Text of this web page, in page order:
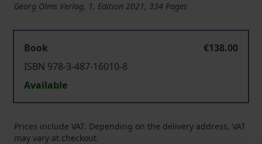
Georg Olms Verlag, 1. Edition 2021, 334 Pages
Book
€138.00
ISBN 978-3-487-16010-8
Available
Prices include VAT. Depending on the delivery address, VAT
may vary at checkout.